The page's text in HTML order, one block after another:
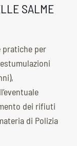
SALME
pratiche per
dei rifiuti
di Polizia